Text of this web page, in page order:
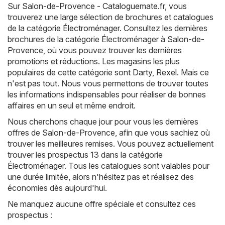
Sur Salon-de-Provence - Cataloguemate.fr, vous
trouverez une large sélection de brochures et catalogues
de la catégorie Électroménager. Consultez les dernières
brochures de la catégorie Électroménager à Salon-de-
Provence, où vous pouvez trouver les dernières
promotions et réductions. Les magasins les plus
populaires de cette catégorie sont Darty, Rexel. Mais ce
n'est pas tout. Nous vous permettons de trouver toutes
les informations indispensables pour réaliser de bonnes
affaires en un seul et même endroit.
Nous cherchons chaque jour pour vous les dernières
offres de Salon-de-Provence, afin que vous sachiez où
trouver les meilleures remises. Vous pouvez actuellement
trouver les prospectus 13 dans la catégorie
Électroménager. Tous les catalogues sont valables pour
une durée limitée, alors n'hésitez pas et réalisez des
économies dès aujourd'hui.
Ne manquez aucune offre spéciale et consultez ces
prospectus :